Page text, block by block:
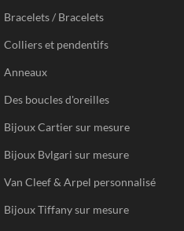
Bracelets / Bracelets
Colliers et pendentifs
Anneaux
Des boucles d'oreilles
Bijoux Cartier sur mesure
Bijoux Bvlgari sur mesure
Van Cleef & Arpel personnalisé
Bijoux Tiffany sur mesure